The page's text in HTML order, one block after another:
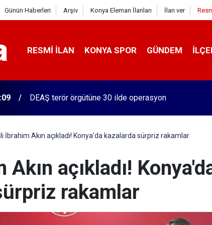
Günün Haberleri Arşiv Konya Eleman İlanları İlan ver
RESMI İLAN KONYA SPOR GÜNDEM
Konya'daki okuldan sıralama başarısı
İbrahim Akın açıkladı! Konya'da kazalarda sürpriz rakamlar
açıkladı!
rakamlar